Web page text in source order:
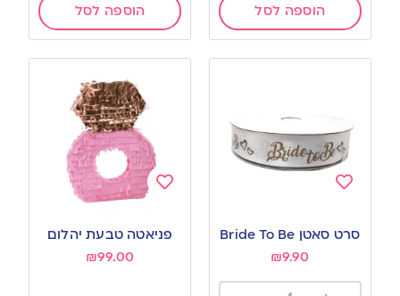
הוספה לסל הוספה לסל
to
סרט סאטן Bride To Be
₪9.90
to
פניאטה טבעת יהלום
₪99.00